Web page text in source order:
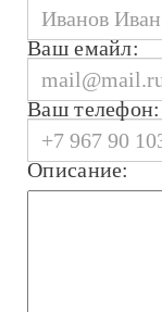
Ваш емайл:
Ваш телефон:
Описание: